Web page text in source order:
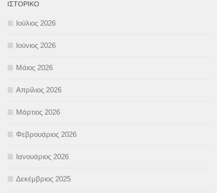
ΙΣΤΟΡΙΚΌ
Ιούλιος 2026
Ιούνιος 2026
Μάιος 2026
Απρίλιος 2026
Μάρτιος 2026
Φεβρουάριος 2026
Ιανουάριος 2026
Δεκέμβριος 2025